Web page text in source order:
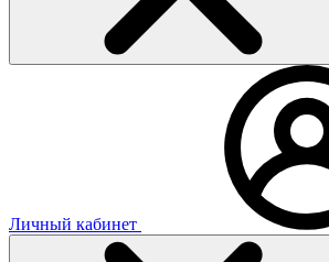
Личный кабинет